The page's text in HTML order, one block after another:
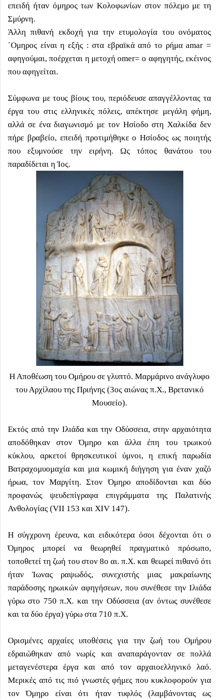
επειδή ήταν όμηρος των Κολοφωνίων στον πόλεμο με τη
Σμύρνη.
Άλλη πιθανή εκδοχή για την ετυμολογία του ονόματος
΄Ομηρος είναι η εξής : στα εβραϊκά από το ρήμα amar =
αφηγούμαι, ποέρχεται η μετοχή omer= ο αφηγητής, εκέινος
που αφηγείται.
Σύμφωνα με τους βίους του, περιόδευσε απαγγέλλοντας τα
έργα του στις ελληνικές πόλεις, απέκτησε μεγάλη φήμη,
αλλά σε ένα διαγωνισμό με τον Ησίοδο στη Χαλκίδα δεν
πήρε βραβείο, επειδή προτιμήθηκε ο Ησίοδος ως ποιητής
που εξυμνούσε την ειρήνη. Ως τόπος θανάτου του
παραδίδεται η Ίος.
Η Αποθέωση του Ομήρου σε γλυπτό. Μαρμάρινο ανάγλυφο
του Αρχίλαου της Πριήνης (3ος αιώνας π.Χ., Βρετανικό
Μουσείο).
Εκτός από την Ιλιάδα και την Οδύσσεια, στην αρχαιότητα
αποδόθηκαν στον Όμηρο και άλλα έπη του τρωικού
κύκλου, αρκετοί θρησκευτικοί ύμνοι, η επική παρωδία
Βατραχομυομαχία και μια κωμική διήγηση για έναν χαζό
ήρωα, τον Μαργίτη. Στον Όμηρο αποδίδονται και δύο
προφανώς ψευδεπίγραφα επιγράμματα της Παλατινής
Ανθολογίας (VII 153 και XIV 147).
Η σύγχρονη έρευνα, και ειδικότερα όσοι δέχονται ότι ο
Όμηρος μπορεί να θεωρηθεί πραγματικό πρόσωπο,
τοποθετεί τη ζωή του στον 8ο αι. π.Χ. και θεωρεί πιθανό ότι
ήταν Ίωνας ραψωδός, συνεχιστής μιας μακραίωνης
παράδοσης ηρωικών αφηγήσεων, που συνέθεσε την Ιλιάδα
γύρω στο 750 π.Χ. και την Οδύσσεια (αν όντως συνέθεσε
και τα δύο έργα) γύρω στα 710 π.Χ.
Ορισμένες αρχαίες υποθέσεις για την ζωή του Ομήρου
εδραιώθηκαν από νωρίς και αναπαράγονταν σε πολλά
μεταγενέστερα έργα και από τον αρχαιοελληνικό λαό.
Μερικές από τις πιό γνωστές φήμες που κυκλοφορούν για
τον Όμηρο είναι ότι ήταν τυφλός (λαμβάνοντας ως